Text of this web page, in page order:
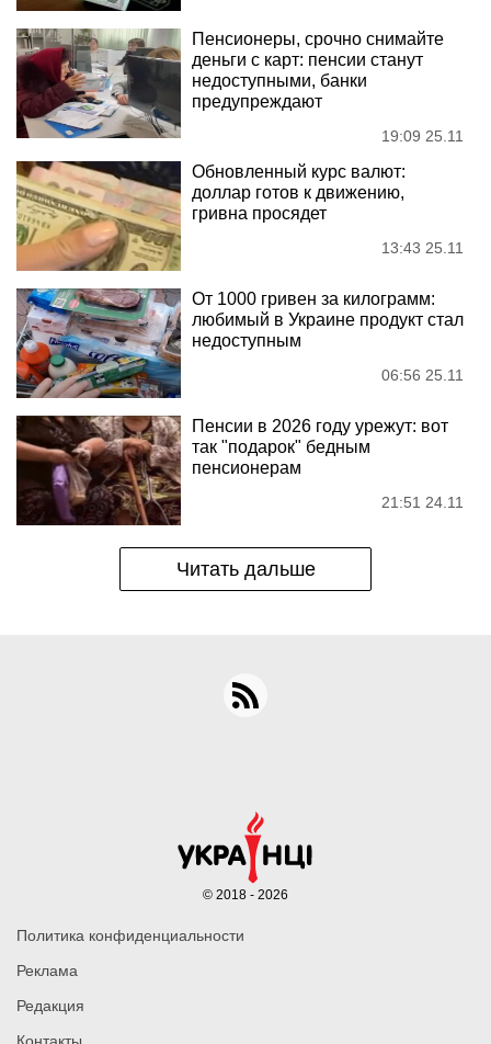
Пенсионеры, срочно снимайте
деньги с карт: пенсии станут
недоступными, банки
предупреждают
19:09 25.11
Обновленный курс валют:
доллар готов к движению,
гривна просядет
13:43 25.11
От 1000 гривен за килограмм:
любимый в Украине продукт стал
недоступным
06:56 25.11
Пенсии в 2026 году урежут: вот
так "подарок" бедным
пенсионерам
21:51 24.11
Читать дальше
Политика конфиденциальности
Реклама
Редакция
Контакты
© 2018 - 2026